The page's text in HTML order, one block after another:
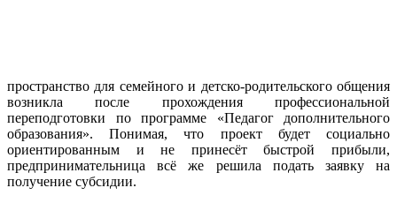
пространство для семейного и детско-родительского общения
возникла после прохождения профессиональной
переподготовки по программе «Педагог дополнительного
образования». Понимая, что проект будет социально
ориентированным и не принесёт быстрой прибыли,
предпринимательница всё же решила подать заявку на
получение субсидии.